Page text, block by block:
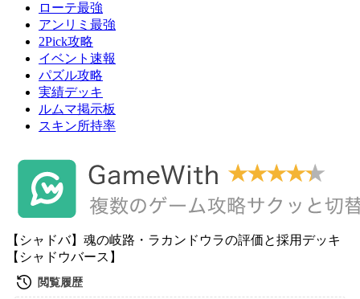
ローテ最強
アンリミ最強
2Pick攻略
イベント速報
パズル攻略
実績デッキ
ルムマ掲示板
スキン所持率
【シャドバ】魂の岐路・ラカンドウラの評価と採用デッキ
【シャドウバース】